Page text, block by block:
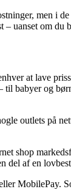
men i
– uanset om
at lave
til babyer og
outlets på
shop
af en
MobilePay.